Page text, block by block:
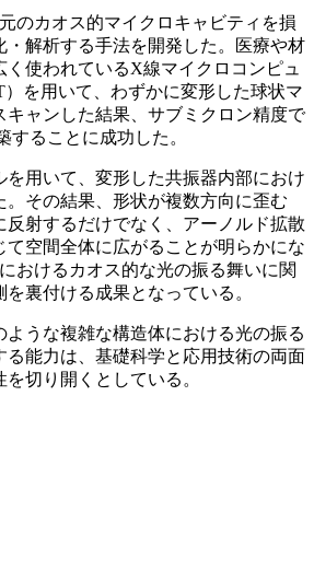
のカオス的マイクロキャビティを損
・解析する手法を開発した。医療や材
使われているX線マイクロコンピュ
を用いて、わずかに変形した球状マ
キャンした結果、サブミクロン精度で
することに成功した。
を用いて、変形した共振器内部におけ
。その結果、形状が複数方向に歪む
反射するだけでなく、アーノルド拡散
て空間全体に広がることが明らかにな
おけるカオス的な光の振る舞いに関
裏付ける成果となっている。
うな複雑な構造体における光の振る
る能力は、基礎科学と応用技術の両面
切り開くとしている。